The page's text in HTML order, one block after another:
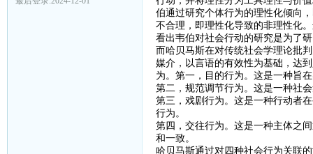
伯通过研究个体行为的理性化倾向
不合理，即理性化导致的非理性化
看出韦伯对社会行动的研究是为了
而哈贝马斯在对传统社会学理论批
媒介，以言语的有效性为基础，达
为。第一，目的行为。这是一种旨
第二，规范调节行为。这是一种社
第三，戏剧行为。这是一种行动者
行为。
第四，交往行为。这是一种主体之
和一致。
哈贝马斯通过对四种社会行为关联